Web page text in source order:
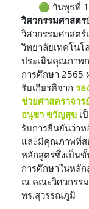
🟢 วันพุธที่
วิศวกรรมศาสต
วิศวกรรมศาสต
วิทยาลัยเทคโน
ประเมินคุณภาพ
การศึกษา 2565
รับเกียรติจาก รอ
ช่วยศาสตราจา
อนุชา ขวัญสุข เ
รับการยืนยันว่า
และมีคุณภาพที่ส
หลักสูตรซึ่งเป็น
การศึกษาในหลั
ณ คณะวิศวกรร
ทร.สุวรรณภูมิ